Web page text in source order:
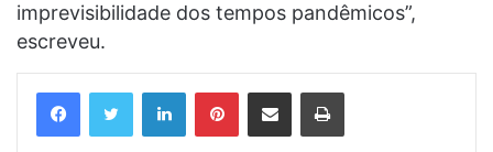
imprevisibilidade dos tempos pandêmicos”,
escreveu.
LinkedinPinterestCompartilhar via e-mail Imprimir